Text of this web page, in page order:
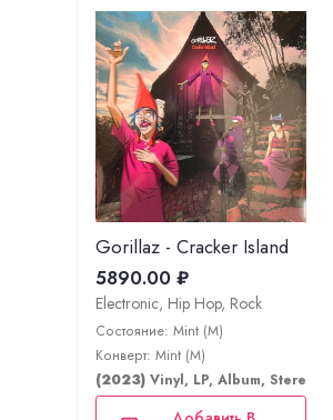
Gorillaz - Cracker Island
5890.00 ₽
Electronic, Hip Hop, Rock
Состояние: Mint (M)
Конверт: Mint (M)
(2023) Vinyl, LP, Album, Stereo